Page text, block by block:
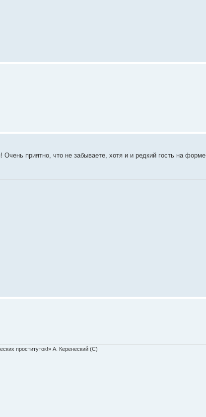
Очень приятно, что не забываете, хотя и и редкий гость на форме
проституток!» А. Керенеский (С)